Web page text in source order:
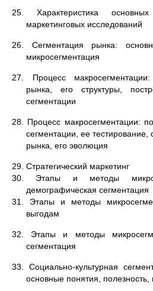
25. Характеристика
маркетинговых исследований
26. Сегментация рынка:
микросегментация
27. Процесс
рынка, его структуры,
сегментации
28. Процесс макросегментации:
сегментации, ее тестирование,
рынка, его эволюция
29. Стратегический маркетинг
30. Этапы и методы
демографическая сегментация
31. Этапы и методы
выгодам
32. Этапы и методы
сегментация
33. Социально-культурная
основные понятия,